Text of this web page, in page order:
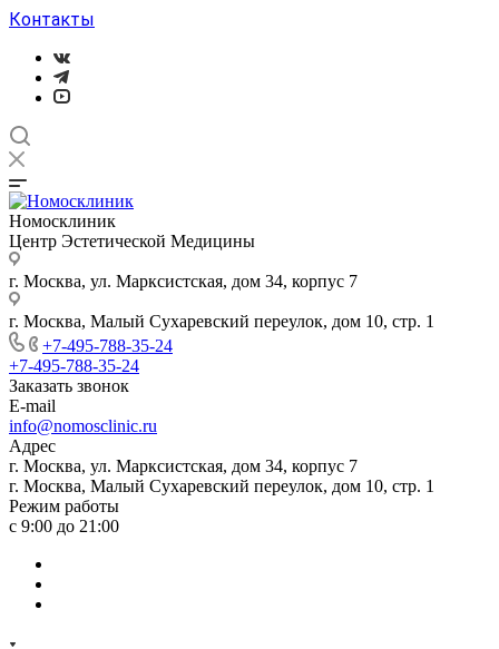
Контакты
Номосклиник
Центр Эстетической Медицины
г. Москва, ул. Марксистская, дом 34, корпус 7
г. Москва, Малый Сухаревский переулок, дом 10, стр. 1
+7-495-788-35-24
+7-495-788-35-24
Заказать звонок
E-mail
info@nomosclinic.ru
Адрес
г. Москва, ул. Марксистская, дом 34, корпус 7
г. Москва, Малый Сухаревский переулок, дом 10, стр. 1
Режим работы
с 9:00 до 21:00